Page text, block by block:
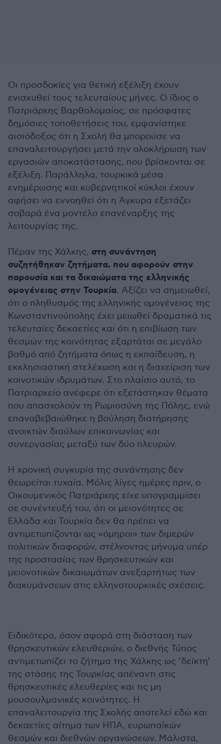
Οι προσδοκίες για θετική εξέλιξη έχουν
ενισχυθεί τους τελευταίους μήνες. Ο ίδιος ο
Πατριάρχης Βαρθολομαίος, σε πρόσφατες
δημόσιες τοποθετήσεις του, εμφανίστηκε
αισιόδοξος ότι η Σχολή θα μπορούσε να
επαναλειτουργήσει μετά την ολοκλήρωση των
εργασιών αποκατάστασης, που βρίσκονται σε
εξέλιξη. Παράλληλα, τουρκικά μέσα
ενημέρωσης και κυβερνητικοί κύκλοι έχουν
αφήσει να εννοηθεί ότι η Άγκυρα εξετάζει
σοβαρά ένα μοντέλο επανέναρξης της
λειτουργίας της.
Πέραν της Χάλκης, στη συνάντηση
συζητήθηκαν ζητήματα, που αφορούν στην
παρουσία και τα δικαιώματα της ελληνικής
ομογένειας στην Τουρκία. Αξίζει να σημειωθεί,
ότι ο πληθυσμός της ελληνικής ομογένειας της
Κωνσταντινούπολης έχει μειωθεί δραματικά τις
τελευταίες δεκαετίες και ότι η επιβίωση των
θεσμών της κοινότητας εξαρτάται σε μεγάλο
βαθμό από ζητήματα όπως η εκπαίδευση, η
εκκλησιαστική στελέχωση και η διαχείριση των
κοινοτικών ιδρυμάτων. Στο πλαίσιο αυτό, το
Πατριαρχείο ανέφερε ότι εξετάστηκαν θέματα
που απασχολούν τη Ρωμιοσύνη της Πόλης, ενώ
επαναβεβαιώθηκε η βούληση διατήρησης
ανοικτών διαύλων επικοινωνίας και
συνεργασίας μεταξύ των δύο πλευρών.
Η χρονική συγκυρία της συνάντησης δεν
θεωρείται τυχαία. Μόλις λίγες ημέρες πριν, ο
Οικουμενικός Πατριάρχης είχε υπογραμμίσει
σε συνέντευξή του, ότι οι μειονότητες σε
Ελλάδα και Τουρκία δεν θα πρέπει να
αντιμετωπίζονται ως «όμηροι» των διμερών
πολιτικών διαφορών, στέλνοντας μήνυμα υπέρ
της προστασίας των θρησκευτικών και
μειονοτικών δικαιωμάτων ανεξαρτήτως των
διακυμάνσεων στις ελληνοτουρκικές σχέσεις.
Ειδικότερα, όσον αφορά στη διάσταση των
θρησκευτικών ελευθεριών, ο διεθνής Τύπος
αντιμετωπίζει το ζήτημα της Χάλκης ως ‘δείκτη’
της στάσης της Τουρκίας απέναντι στις
θρησκευτικές ελευθερίες και τις μη
μουσουλμανικές κοινότητες. Η
επαναλειτουργία της Σχολής αποτελεί εδώ και
δεκαετίες αίτημα των ΗΠΑ, ευρωπαϊκών
θεσμών και διεθνών οργανώσεων. Μάλιστα,